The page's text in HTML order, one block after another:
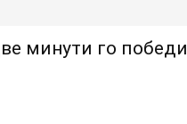
минути го победи